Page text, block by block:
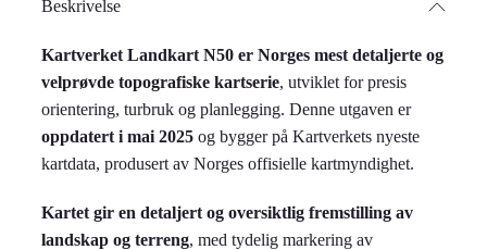
Beskrivelse
Kartverket Landkart N50 er Norges mest detaljerte og
velprøvde topografiske kartserie, utviklet for presis
orientering, turbruk og planlegging. Denne utgaven er
oppdatert i mai 2025 og bygger på Kartverkets nyeste
kartdata, produsert av Norges offisielle kartmyndighet.
Kartet gir en detaljert og oversiktlig fremstilling av
landskap og terreng, med tydelig markering av